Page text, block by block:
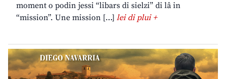
moment o podin jessi “libars di sielzi” di lâ in
“mission”. Une mission […] lei di plui +